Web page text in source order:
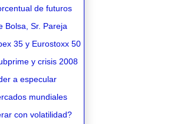
de futuros
Bolsa, Sr. Pareja
35 y Eurostoxx 50
y crisis 2008
a especular
mundiales
con volatilidad?